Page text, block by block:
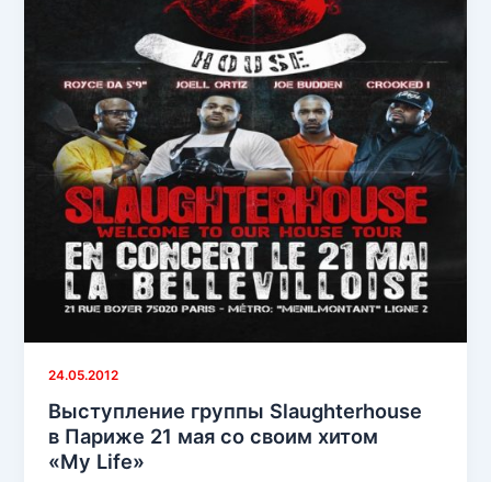
24.05.2012
Выступление группы Slaughterhouse
в Париже 21 мая со своим хитом
«My Life»